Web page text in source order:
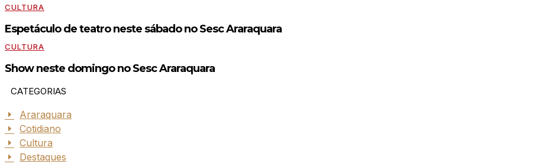
CULTURA
Espetáculo de teatro neste sábado no Sesc Araraquara
CULTURA
Show neste domingo no Sesc Araraquara
CATEGORIAS
Araraquara
Cotidiano
Cultura
Destaques